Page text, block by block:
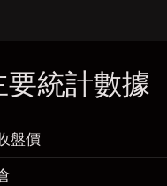
要統計數據
盤價